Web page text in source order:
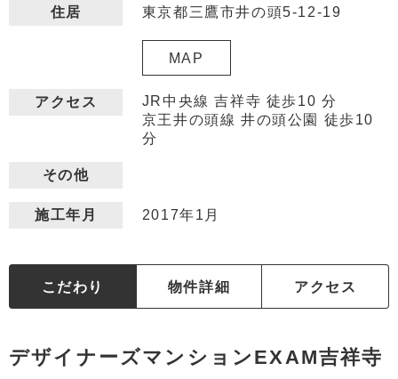
住居 東京都三鷹市井の頭5-12-19
MAP
アクセス
JR中央線 吉祥寺 徒歩10 分
京王井の頭線 井の頭公園 徒歩10
分
その他
施工年月 2017年1月
こだわり 物件詳細 アクセス
デザイナーズマンションEXAM吉祥寺